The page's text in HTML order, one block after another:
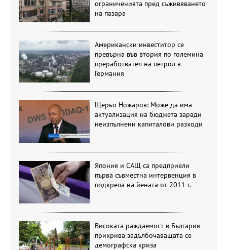
ограниченията пред съживяването
на пазара
Американски инвеститор се
превърна във втория по големина
преработвател на петрол в
Германия
Щерьо Ножаров: Може да има
актуализация на бюджета заради
неизпълнени капиталови разходи
Япония и САЩ са предприели
първа съвместна интервенция в
подкрепа на йената от 2011 г.
Високата раждаемост в България
прикрива задълбочаващата се
демографска криза